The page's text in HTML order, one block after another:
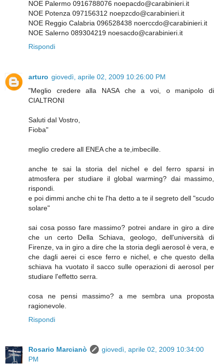
NOE Palermo 0916788076 noepacdo@carabinieri.it
NOE Potenza 097156312 noepzcdo@carabinieri.it
NOE Reggio Calabria 096528438 noerccdo@carabinieri.it
NOE Salerno 089304219 noesacdo@carabinieri.it
Rispondi
arturo giovedì, aprile 02, 2009 10:26:00 PM
"Meglio credere alla NASA che a voi, o manipolo di
CIALTRONI
Saluti dal Vostro,
Fioba"
meglio credere all ENEA che a te,imbecille.
anche te sai la storia del nichel e del ferro sparsi in
atmosfera per studiare il global warming? dai massimo,
rispondi.
e poi dimmi anche chi te l'ha detto a te il segreto dell "scudo
solare"
sai cosa posso fare massimo? potrei andare in giro a dire
che un certo Della Schiava, geologo, dell'università di
Firenze, va in giro a dire che la storia degli aerosol è vera, e
che dagli aerei ci esce ferro e nichel, e che questo della
schiava ha vuotato il sacco sulle operazioni di aerosol per
studiare l'effetto serra.
cosa ne pensi massimo? a me sembra una proposta
ragionevole.
Rispondi
Rosario Marcianò
giovedì, aprile 02, 2009 10:34:00
PM